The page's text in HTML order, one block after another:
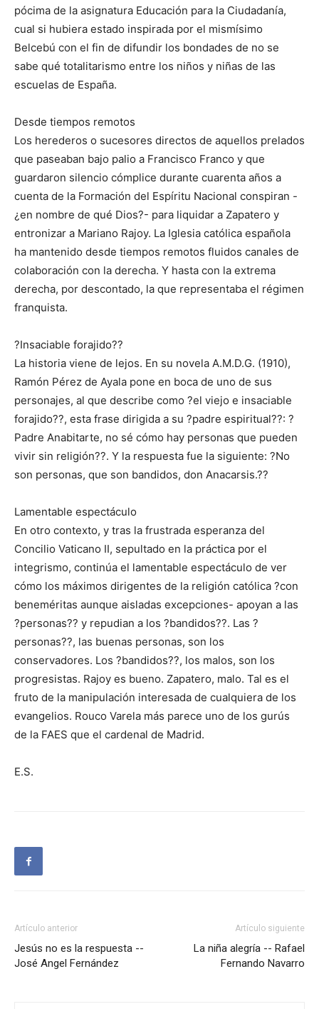
pócima de la asignatura Educación para la Ciudadanía,
cual si hubiera estado inspirada por el mismísimo
Belcebú con el fin de difundir los bondades de no se
sabe qué totalitarismo entre los niños y niñas de las
escuelas de España.
Desde tiempos remotos
Los herederos o sucesores directos de aquellos prelados
que paseaban bajo palio a Francisco Franco y que
guardaron silencio cómplice durante cuarenta años a
cuenta de la Formación del Espíritu Nacional conspiran -
¿en nombre de qué Dios?- para liquidar a Zapatero y
entronizar a Mariano Rajoy. La Iglesia católica española
ha mantenido desde tiempos remotos fluidos canales de
colaboración con la derecha. Y hasta con la extrema
derecha, por descontado, la que representaba el régimen
franquista.
?Insaciable forajido??
La historia viene de lejos. En su novela A.M.D.G. (1910),
Ramón Pérez de Ayala pone en boca de uno de sus
personajes, al que describe como ?el viejo e insaciable
forajido??, esta frase dirigida a su ?padre espiritual??: ?
Padre Anabitarte, no sé cómo hay personas que pueden
vivir sin religión??. Y la respuesta fue la siguiente: ?No
son personas, que son bandidos, don Anacarsis.??
Lamentable espectáculo
En otro contexto, y tras la frustrada esperanza del
Concilio Vaticano II, sepultado en la práctica por el
integrismo, continúa el lamentable espectáculo de ver
cómo los máximos dirigentes de la religión católica ?con
beneméritas aunque aisladas excepciones- apoyan a las
?personas?? y repudian a los ?bandidos??. Las ?
personas??, las buenas personas, son los
conservadores. Los ?bandidos??, los malos, son los
progresistas. Rajoy es bueno. Zapatero, malo. Tal es el
fruto de la manipulación interesada de cualquiera de los
evangelios. Rouco Varela más parece uno de los gurús
de la FAES que el cardenal de Madrid.
E.S.
Artículo anterior
Jesús no es la respuesta --
José Angel Fernández
Artículo siguiente
La niña alegría -- Rafael
Fernando Navarro